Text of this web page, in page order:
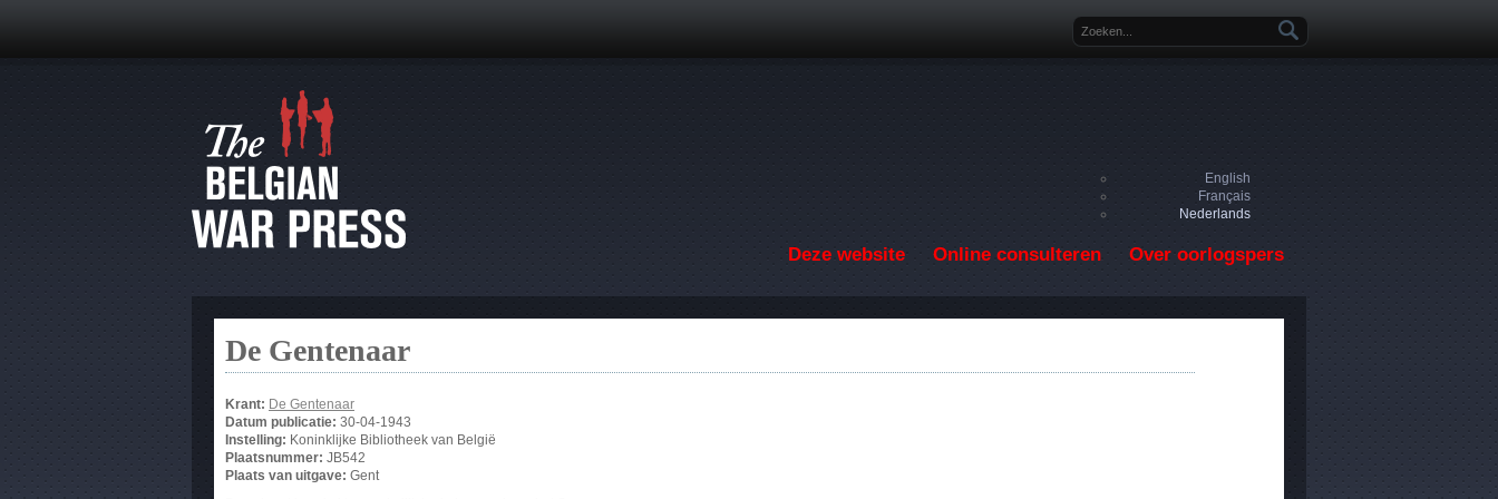
Zoekveld
English
Français
Nederlands
Deze website Online consulteren Over oorlogspers
De Gentenaar
Krant: De Gentenaar
Datum publicatie: 30-04-1943
Instelling: Koninklijke Bibliotheek van België
Plaatsnummer: JB542
Plaats van uitgave: Gent